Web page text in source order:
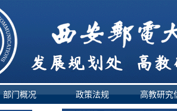
部门概况 政策法规 高教研究